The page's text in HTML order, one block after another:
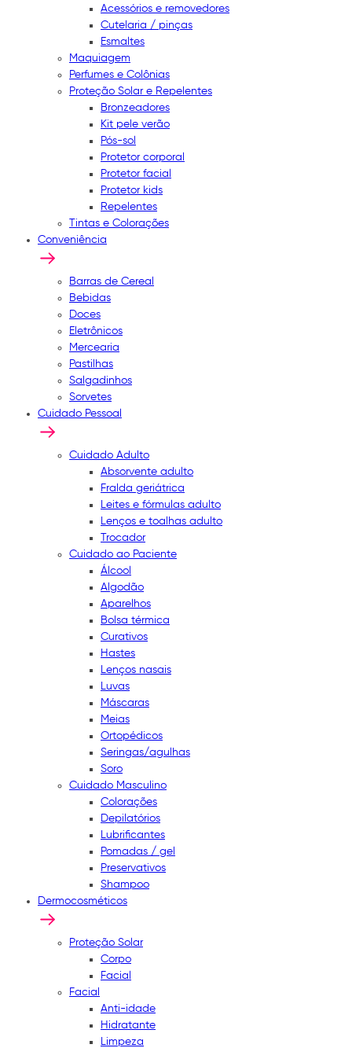
Acessórios e removedores
Cutelaria / pinças
Esmaltes
Maquiagem
Perfumes e Colônias
Proteção Solar e Repelentes
Bronzeadores
Kit pele verão
Pós-sol
Protetor corporal
Protetor facial
Protetor kids
Repelentes
Tintas e Colorações
Conveniência
Barras de Cereal
Bebidas
Doces
Eletrônicos
Mercearia
Pastilhas
Salgadinhos
Sorvetes
Cuidado Pessoal
Cuidado Adulto
Absorvente adulto
Fralda geriátrica
Leites e fórmulas adulto
Lenços e toalhas adulto
Trocador
Cuidado ao Paciente
Álcool
Algodão
Aparelhos
Bolsa térmica
Curativos
Hastes
Lenços nasais
Luvas
Máscaras
Meias
Ortopédicos
Seringas/agulhas
Soro
Cuidado Masculino
Colorações
Depilatórios
Lubrificantes
Pomadas / gel
Preservativos
Shampoo
Dermocosméticos
Proteção Solar
Corpo
Facial
Facial
Anti-idade
Hidratante
Limpeza